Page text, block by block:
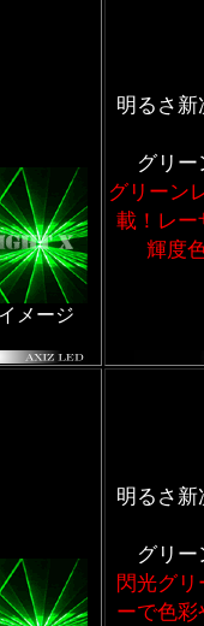
メージ
明るさ
グリ
グリーン
載！レー
輝度
明るさ
グリ
閃光グ
ーで色